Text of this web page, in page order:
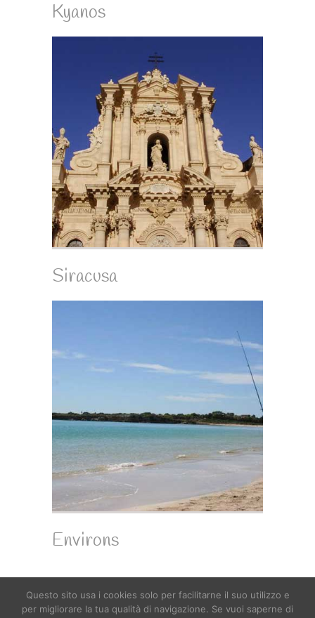
Kyanos
Siracusa
Environs
Questo sito usa i cookies solo per facilitarne il suo utilizzo e
per migliorare la tua qualità di navigazione. Se vuoi saperne di